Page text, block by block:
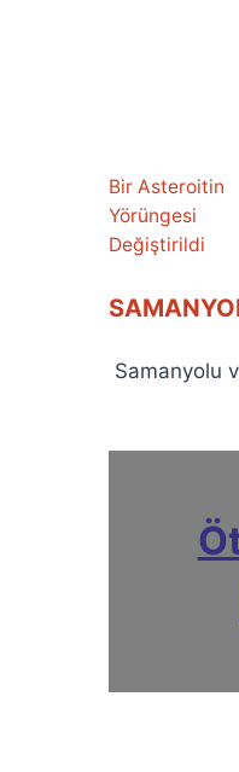
Bir Asteroitin
Yörüngesi
Değiştirildi
Samanyolu